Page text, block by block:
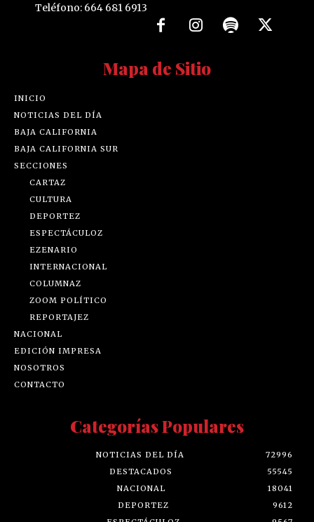
Teléfono: 664 681 6913
Mapa de Sitio
INICIO
NOTICIAS DEL DÍA
BAJA CALIFORNIA
BAJA CALIFORNIA SUR
SECCIONES
CARTAZ
CULTURA
DEPORTEZ
ESPECTÁCULOZ
EZENARIO
INTERNACIONAL
COLUMNAZ
ZOOM POLÍTICO
REPORTAJEZ
NACIONAL
EDICIÓN IMPRESA
NOSOTROS
CONTACTO
Categorías Populares
NOTICIAS DEL DÍA
72996
DESTACADOS
55545
NACIONAL
18041
DEPORTEZ
9612